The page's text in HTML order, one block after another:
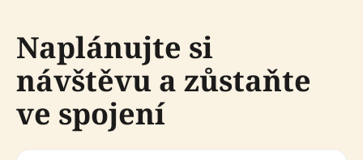
Naplánujte si
návštěvu a zůstaňte
ve spojení